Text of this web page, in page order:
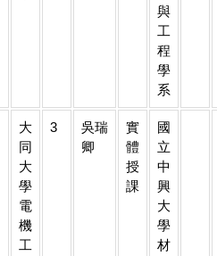
與
工
程
學
系
大
同
大
學
電
機
工
3
吳瑞
卿
實
體
授
課
國
立
中
興
大
學
材